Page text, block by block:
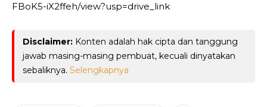
FBoK5-iX2ffeh/view?usp=drive_link
Disclaimer: Konten adalah hak cipta dan tanggung
jawab masing-masing pembuat, kecuali dinyatakan
sebaliknya. Selengkapnya